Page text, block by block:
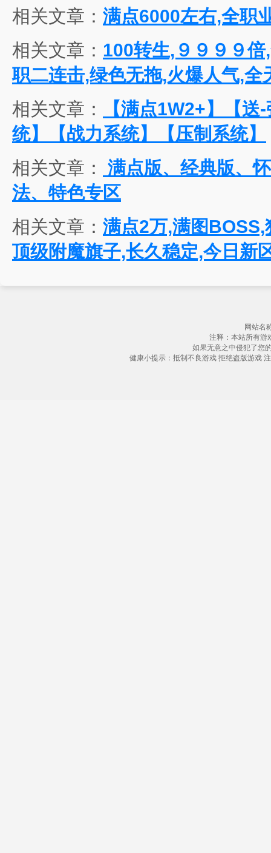
相关文章： 满点6000左右,全职
相关文章： 100转生,９９９９
职二连击,绿色无拖,火爆人气,全
相关文章：
【满点1W2+】【
统】【战力系统】【压制系统】
相关文章：
满点版、经典版、
法、特色专区
相关文章： 满点2万,满图
顶级附魔旗子,长久稳定,今日新
网站名
注释：本站所有游
如果无意之中侵犯了您
健康小提示：抵制不良游戏 拒绝盗版游戏